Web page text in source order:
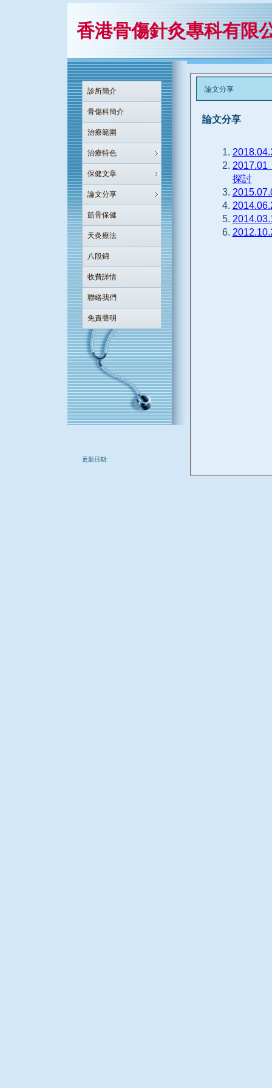
香港骨傷針灸專科有限
論文分享
論文分享
2017.01
探討
診所簡介
骨傷科簡介
治療範圍
治療特色
保健文章
論文分享
筋骨保健
天灸療法
八段錦
收費詳情
聯絡我們
免責聲明
更新日期: